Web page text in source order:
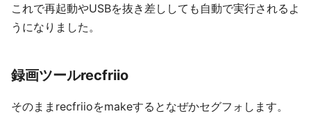
これで再起動やUSBを抜き差ししても自動で実行されるよ
うになりました。
録画ツールrecfriio
そのままrecfriioをmakeするとなぜかセグフォします。